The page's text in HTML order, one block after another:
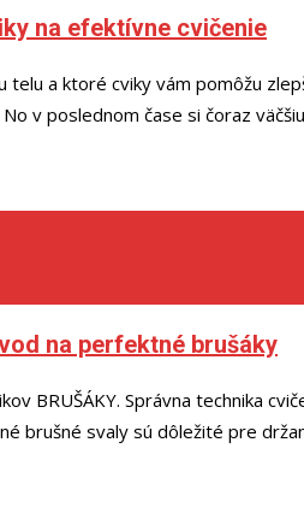
na efektívne cvičenie
a ktoré cviky vám pomôžu
v poslednom čase si čoraz
na perfektné brušáky
BRUŠÁKY. Správna technika
brušné svaly sú dôležité pre